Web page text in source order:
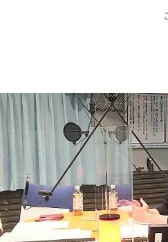
イベント・グッズ
YouTube
会社情報